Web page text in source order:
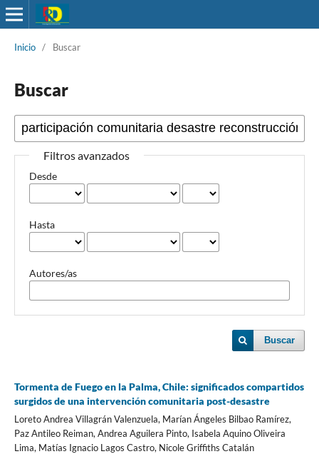
Inicio / Buscar
Buscar
Filtros avanzados
Desde
Hasta
Autores/as
Buscar
Tormenta de Fuego en la Palma, Chile: significados compartidos
surgidos de una intervención comunitaria post-desastre
Loreto Andrea Villagrán Valenzuela, Marían Ángeles Bilbao Ramírez,
Paz Antileo Reiman, Andrea Aguilera Pinto, Isabela Aquino Oliveira
Lima, Matías Ignacio Lagos Castro, Nicole Griffiths Catalán